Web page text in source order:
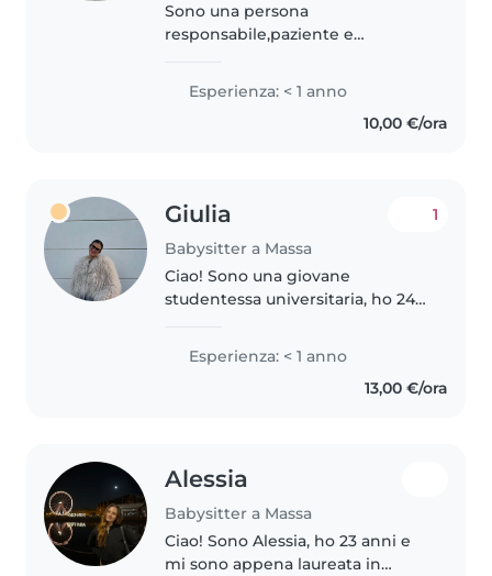
Sono una persona
responsabile,paziente e
piace prendermi cura di loro con
affetto e attenzione,giocare
insieme e garantire un ambiente
Esperienza: < 1 anno
10,00 €/ora
Giulia
Babysitter a Massa
1
Ciao! Sono una giovane
studentessa universitaria, ho 24
di Odontoiatria. Ho esperienza
con bambini in età prescolare,
sono una persona allegra e
Esperienza: < 1 anno
13,00 €/ora
Alessia
Babysitter a Massa
Ciao! Sono Alessia, ho 23 anni e
mi sono appena laureata in